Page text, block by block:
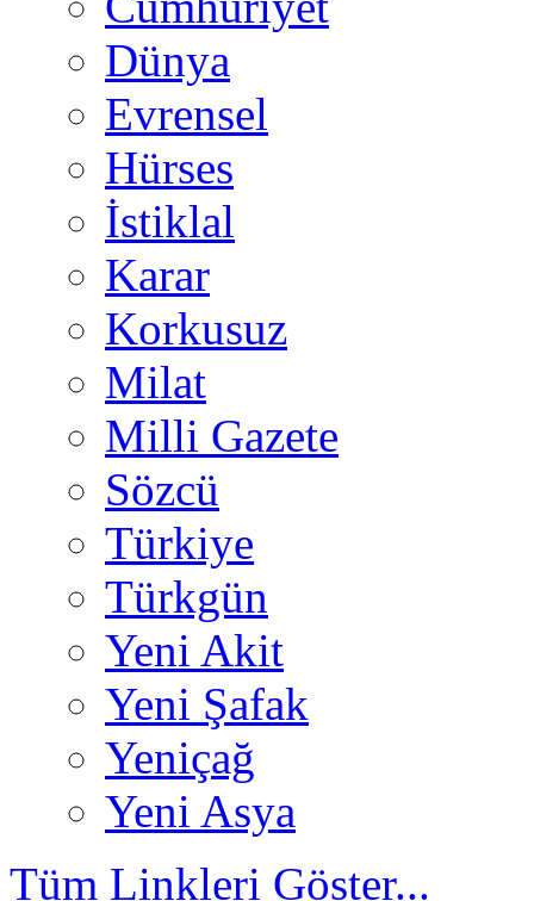
Dünya
Evrensel
Hürses
İstiklal
Karar
Korkusuz
Milat
Milli Gazete
Sözcü
Türkiye
Türkgün
Yeni Akit
Yeni Şafak
Yeniçağ
Yeni Asya
Tüm Linkleri Göster...